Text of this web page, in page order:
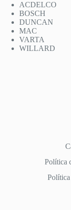
ACDELCO
BOSCH
DUNCAN
MAC
VARTA
WILLARD
Política